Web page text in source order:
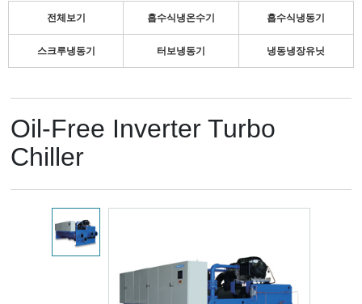
전체보기 흡수식냉온수기 흡수식냉동기
스크루냉동기 터보냉동기 냉동냉장유닛
Oil-Free Inverter Turbo
Chiller